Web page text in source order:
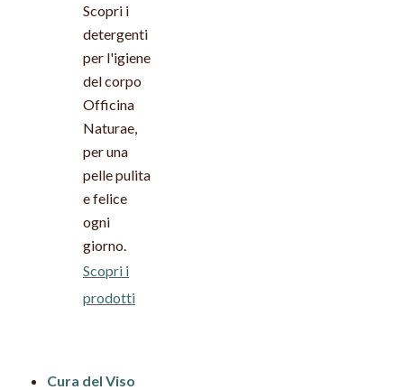
Scopri i
detergenti
per l'igiene
del corpo
Officina
Naturae,
per una
pelle pulita
e felice
ogni
giorno.
Scopri i
prodotti
Cura del Viso